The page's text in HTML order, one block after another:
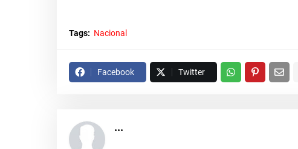
Tags: Nacional
Facebook Twitter
...